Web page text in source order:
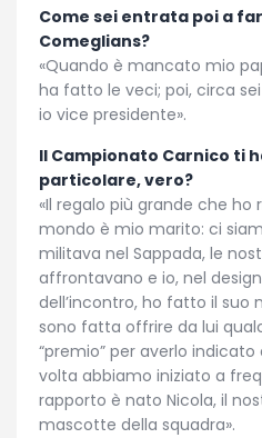
Come sei entrata poi a
Comeglians?
«Quando è mancato mio
ha fatto le veci; poi, circa
io vice presidente».
Il Campionato Carnico ti
particolare, vero?
«Il regalo più grande che ho
mondo è mio marito: ci
militava nel Sappada, le
affrontavano e io, nel
dell’incontro, ho fatto il suo
sono fatta offrire da lui
“premio” per averlo indicato
volta abbiamo iniziato a
rapporto è nato Nicola, il
mascotte della squadra».